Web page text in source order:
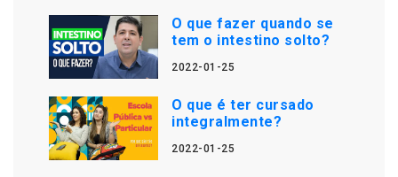
O que fazer quando se
tem o intestino solto?
2022-01-25
O que é ter cursado
integralmente?
2022-01-25